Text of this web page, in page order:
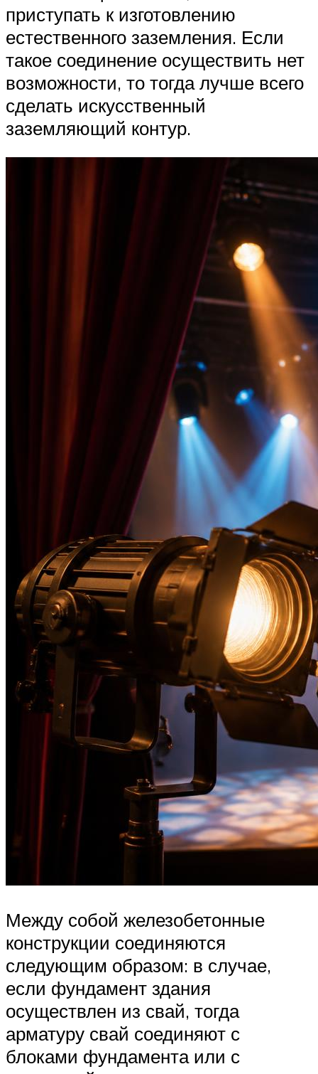
приступать к изготовлению
естественного заземления. Если
такое соединение осуществить нет
возможности, то тогда лучше всего
сделать искусственный
заземляющий контур.
Между собой железобетонные
конструкции соединяются
следующим образом: в случае,
если фундамент здания
осуществлен из свай, тогда
арматуру свай соединяют с
блоками фундамента или с